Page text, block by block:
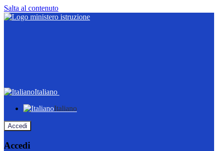
Salta al contenuto
Italiano
Italiano
Accedi
Accedi